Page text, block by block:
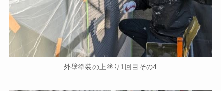
外壁塗装の上塗り1回目その4